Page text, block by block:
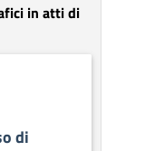
in atti di
di